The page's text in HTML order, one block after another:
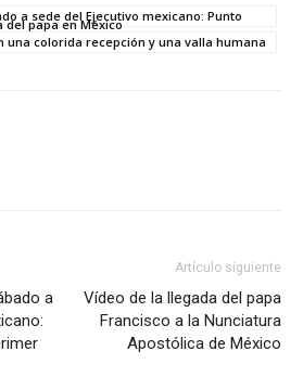
a sede del Ejecutivo mexicano: Punto
papa en México
una colorida recepción y una valla humana
a
Artículo siguiente
Vídeo de la llegada del papa
Francisco a la Nunciatura
Apostólica de México